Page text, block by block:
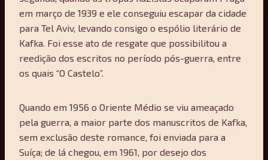
em março de 1939 e ele conseguiu escapar da cidade
para Tel Aviv, levando consigo o espólio literário de
Kafka. Foi esse ato de resgate que possibilitou a
reedição dos escritos no período pós-guerra, entre
os quais “O Castelo”.
Quando em 1956 o Oriente Médio se viu ameaçado
pela guerra, a maior parte dos manuscritos de Kafka,
sem exclusão deste romance, foi enviada para a
Suíça; de lá chegou, em 1961, por desejo dos